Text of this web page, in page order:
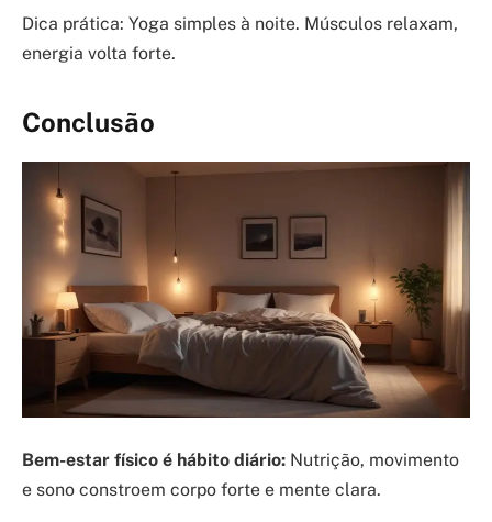
Dica prática: Yoga simples à noite. Músculos relaxam,
energia volta forte.
Conclusão
Bem-estar físico é hábito diário: Nutrição, movimento
e sono constroem corpo forte e mente clara.